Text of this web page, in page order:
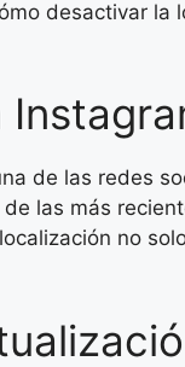
desactivar la
de las redes
las más
no